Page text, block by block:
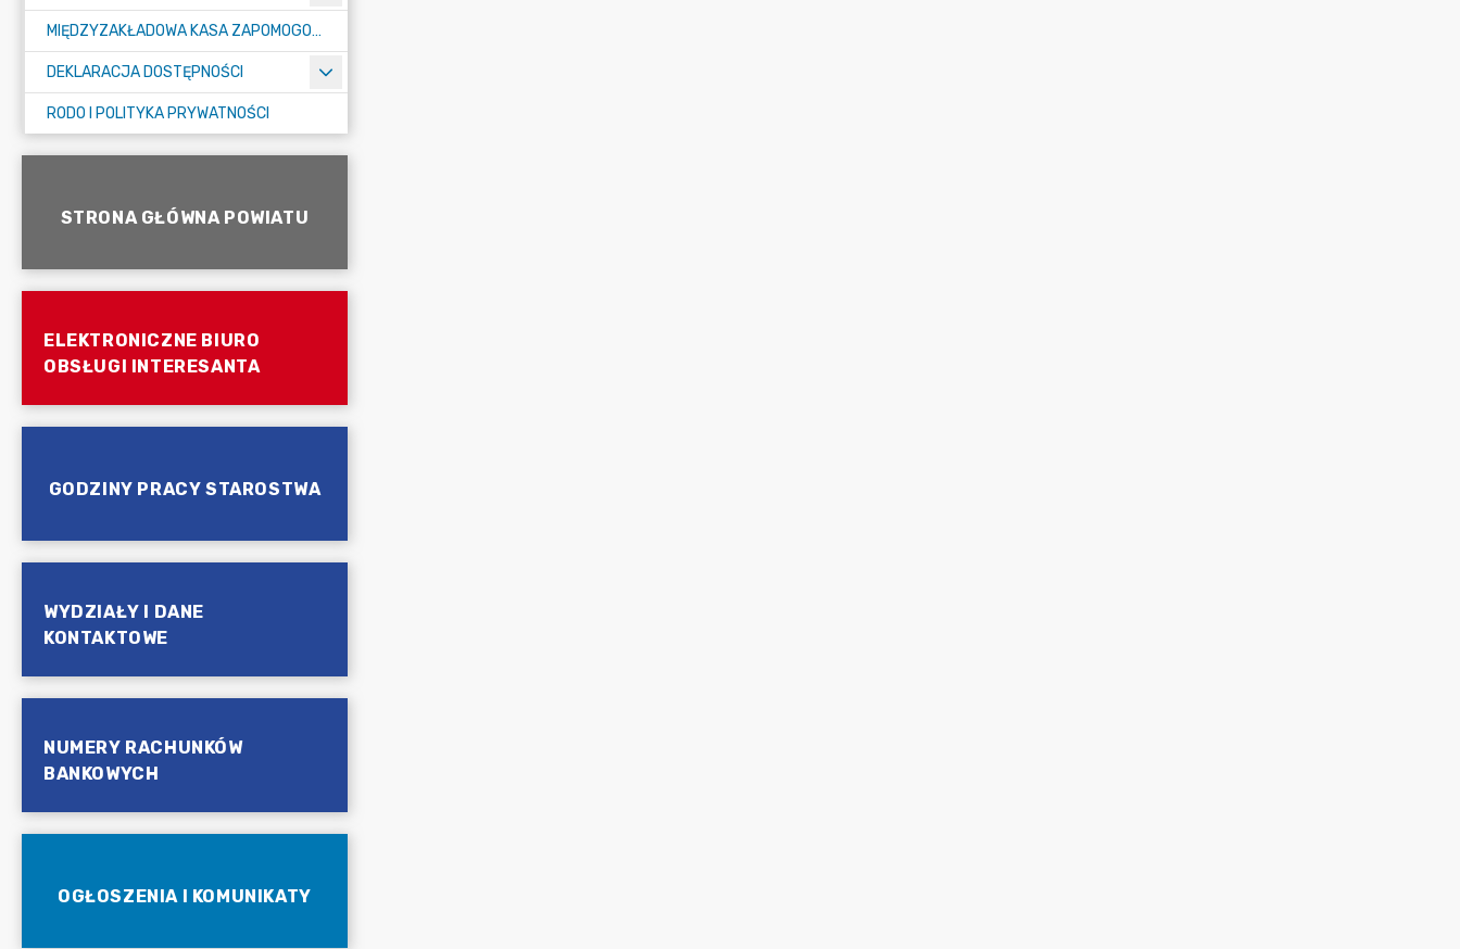
MIĘDZYZAKŁADOWA KASA ZAPOMOGOWO-POŻYCZKOWA
DEKLARACJA DOSTĘPNOŚCI
RODO I POLITYKA PRYWATNOŚCI
STRONA GŁÓWNA POWIATU
ELEKTRONICZNE BIURO
OBSŁUGI INTERESANTA
GODZINY PRACY STAROSTWA
WYDZIAŁY I DANE
KONTAKTOWE
NUMERY RACHUNKÓW
BANKOWYCH
OGŁOSZENIA I KOMUNIKATY